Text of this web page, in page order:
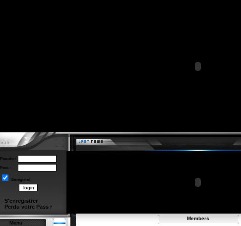
Pseudo :
Pass :
Enregistré
S'enregistrer
Perdu votre Pass?
Menu
Members